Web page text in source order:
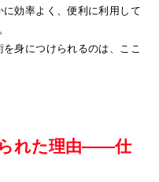
効率よく、便利に利用して
身につけられるのは、ここ
れた理由——仕